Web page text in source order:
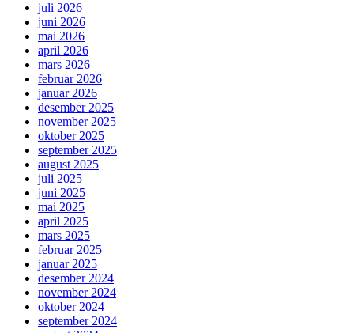
juli 2026
juni 2026
mai 2026
april 2026
mars 2026
februar 2026
januar 2026
desember 2025
november 2025
oktober 2025
september 2025
august 2025
juli 2025
juni 2025
mai 2025
april 2025
mars 2025
februar 2025
januar 2025
desember 2024
november 2024
oktober 2024
september 2024